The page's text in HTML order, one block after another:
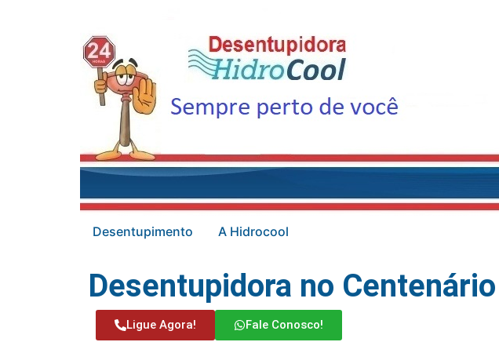
Desentupimento A Hidrocool
Desentupidora no Centenário
Ligue Agora! Fale Conosco!